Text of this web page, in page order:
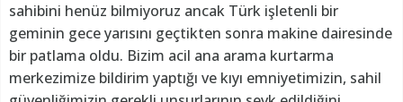
sahibini henüz bilmiyoruz ancak Türk işletenli bir
geminin gece yarısını geçtikten sonra makine dairesinde
bir patlama oldu. Bizim acil ana arama kurtarma
merkezimize bildirim yaptığı ve kıyı emniyetimizin, sahil